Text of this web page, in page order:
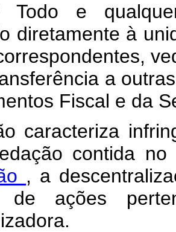
Todo e
diretamente à
a
Fiscal e da
caracteriza
contida
, a
de ações